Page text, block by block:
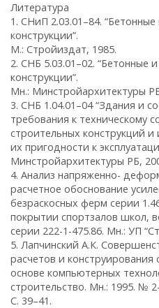
Литература
1. СНиП 2.03.01–84.
конструкции”.
М.: Стройиздат, 1985.
2. СНБ 5.03.01–02. “Бетонные
конструкции”.
Мн.: Минстройархитектуры
3. СНБ 1.04.01–04 “Здания и
требования к техническому
строительных конструкций
их пригодности к
Минстройархитектуры РБ,
4. Анализ напряженно-
расчетное обоснование
безраскосных ферм серии
покрытии спортзалов школ,
серии 222-1-475.86. Мн.: УП
5. Лапчинский А.К.
расчетов и
основе компьютерных
строительство. Мн.: 1995. №
С. 39–41.